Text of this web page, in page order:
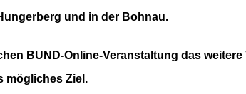
und in der Bohnau.
BUND-Online-Veranstaltung das
mögliches Ziel.